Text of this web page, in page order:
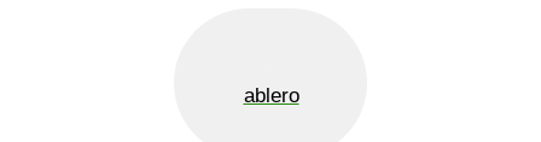
ablero